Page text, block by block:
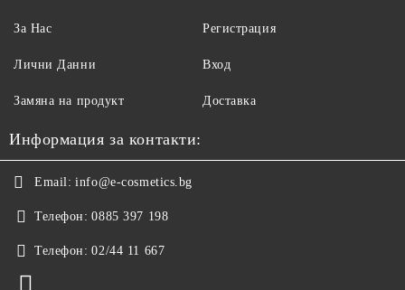
За Нас
Лични Данни
Замяна на продукт
Регистрация
Вход
Доставка
Информация за контакти:
Email: info@e-cosmetics.bg
Телефон: 0885 397 198
Телефон: 02/44 11 667